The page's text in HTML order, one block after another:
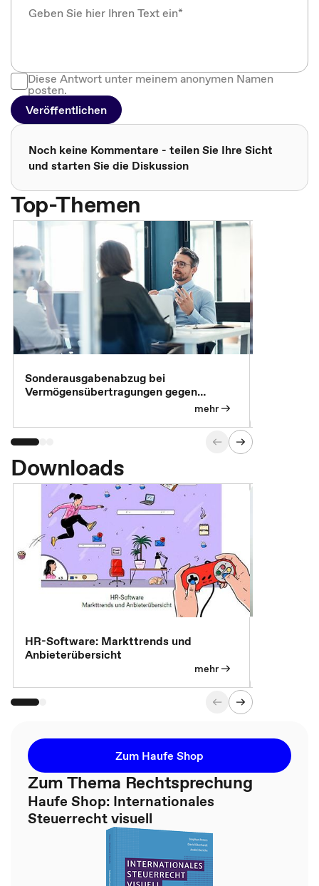
Diese Antwort unter meinem anonymen Namen
posten.
Veröffentlichen
Noch keine Kommentare - teilen Sie Ihre Sicht
und starten Sie die Diskussion
Top-Themen
Sonderausgabenabzug bei
Vermögensübertragungen gegen
mehr
Downloads
HR-Software: Markttrends und
Anbieterübersicht
mehr
Zum Haufe Shop
Zum Thema Rechtsprechung
Haufe Shop: Internationales
Steuerrecht visuell